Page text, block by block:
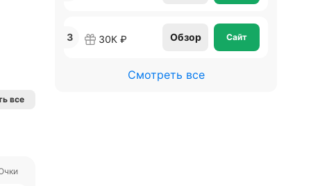
все
3 30К ₽ Обзор Сайт
Смотреть все